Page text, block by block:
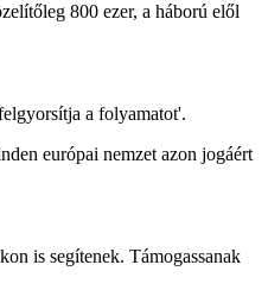
800 ezer, a háború elől
a folyamatot'.
európai nemzet azon jogáért
is segítenek. Támogassanak